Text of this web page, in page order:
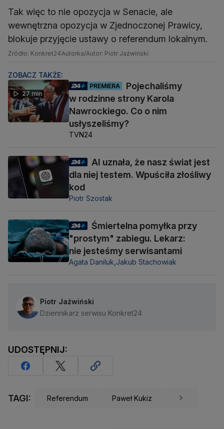
Tak więc to nie opozycja w Senacie, ale
wewnętrzna opozycja w Zjednoczonej Prawicy,
blokuje przyjęcie ustawy o referendum lokalnym.
Źródło: Konkret24Autorka/Autor: Piotr Jaźwiński
ZOBACZ TAKŻE:
27 min
PREMIERA
Pojechaliśmy
w rodzinne strony Karola
Nawrockiego. Co o nim
usłyszeliśmy?
TVN24
AI uznała, że nasz świat jest
dla niej testem. Wpuściła złośliwy
kod
Piotr Szostak
Śmiertelna pomyłka przy
"prostym" zabiegu. Lekarz:
nie jesteśmy serwisantami
Agata Daniluk, Jakub Stachowiak
Piotr Jaźwiński
Dziennikarz serwisu Konkret24
UDOSTĘPNIJ:
TAGI: Referendum Paweł Kukiz